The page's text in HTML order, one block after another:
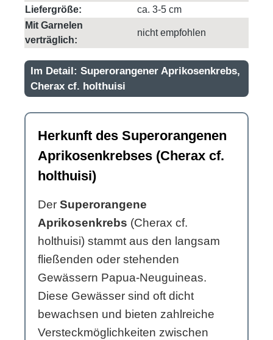
Liefergröße:
ca. 3-5 cm
Mit Garnelen
verträglich:
nicht empfohlen
Im Detail: Superorangener Aprikosenkrebs,
Cherax cf. holthuisi
Herkunft des Superorangenen
Aprikosenkrebses (Cherax cf.
holthuisi)
Der Superorangene
Aprikosenkrebs (Cherax cf.
holthuisi) stammt aus den langsam
fließenden oder stehenden
Gewässern Papua-Neuguineas.
Diese Gewässer sind oft dicht
bewachsen und bieten zahlreiche
Versteckmöglichkeiten zwischen